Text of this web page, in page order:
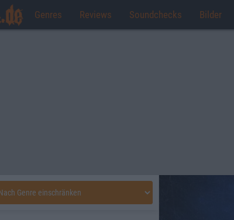
Genres Reviews Soundchecks Bilder